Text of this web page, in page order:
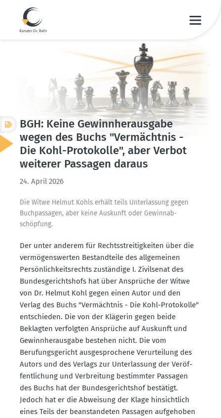
BGH: Keine Gewinn­her­ausgabe
wegen des Buchs "Vermächtnis -
Die Kohl-Proto­kolle", aber Verbot
weiterer Passagen daraus
24. April 2026
Die Witwe Helmut Kohls erhält teils Unter­lassung gegen
Buchpas­sagen, aber keine Auskunft oder Gewinn­ab­
schöpfung.
Der unter anderem für Rechts­strei­tig­keiten über die
vermö­gens­werten Bestand­teile des allge­meinen
Persön­lich­keits­rechts zuständige I. Zivil­senat des
Bundes­ge­richtshofs hat über Ansprüche der Witwe
von Dr. Helmut Kohl gegen einen Autor und den
Verlag des Buchs "Vermächtnis - Die Kohl-Proto­kolle"
entschieden. Die von der Klägerin gegen beide
Beklagten verfolgten Ansprüche auf Auskunft und
Gewinn­her­ausgabe bestehen nicht. Die vom
Berufungs­ge­richt ausge­spro­chene Verur­teilung des
Autors und des Verlags zur Unter­lassung der Veröf­
fent­li­chung und Verbreitung bestimmter Passagen
des Buchs hat der Bundes­ge­richtshof bestätigt.
Jedoch hat er die Abweisung der Klage hinsichtlich
eines Teils der beanstan­deten Passagen aufge­hoben